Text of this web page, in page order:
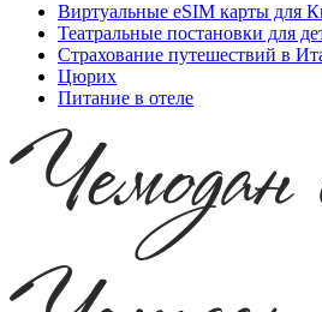
Виртуальные eSIM карты для
Театральные постановки для
Страхование путешествий в
Цюрих
Питание в отеле